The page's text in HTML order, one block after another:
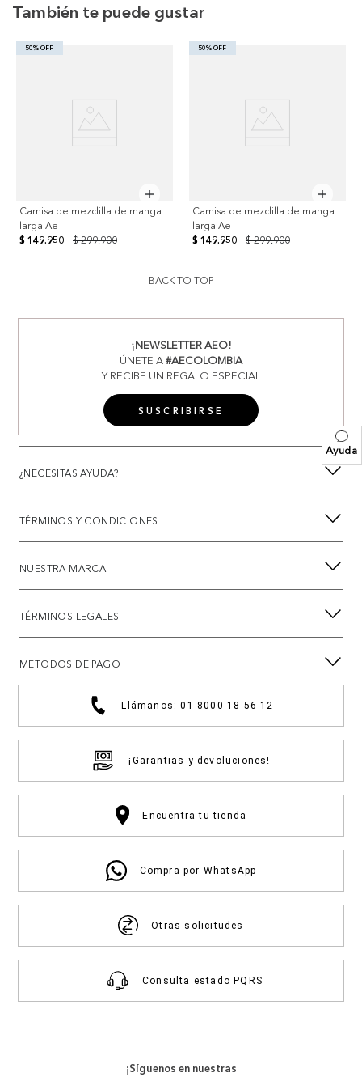
Ayuda
También te puede gustar
50% OFF
Camisa de mezclilla de manga
larga Ae
$ 299.900
$ 149.950
50% OFF
Camisa de mezclilla de manga
larga Ae
$ 299.900
$ 149.950
BACK TO TOP
¡NEWSLETTER AEO!
ÚNETE A#AECOLOMBIA
Y RECIBE UN REGALO ESPECIAL
SUSCRIBIRSE
¿NECESITAS AYUDA?
TÉRMINOS Y CONDICIONES
NUESTRA MARCA
TÉRMINOS LEGALES
METODOS DE PAGO
Llámanos: 01 8000 18 56 12
¡Garantias y devoluciones!
Encuentra tu tienda
Compra por WhatsApp
Otras solicitudes
Consulta estado PQRS
¡Síguenos en nuestras